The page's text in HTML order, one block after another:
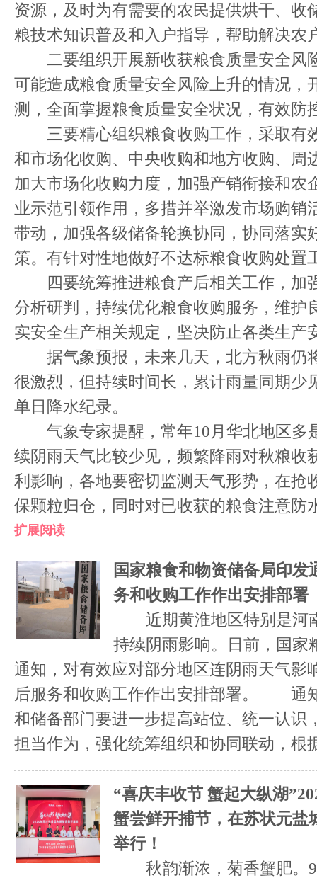
资源，及时为有需要的农民提供烘干、收
粮技术知识普及和入户指导，帮助解决农
二要组织开展新收获粮食质量安全风
可能造成粮食质量安全风险上升的情况，
测，全面掌握粮食质量安全状况，有效防
三要精心组织粮食收购工作，采取有
和市场化收购、中央收购和地方收购、周
加大市场化收购力度，加强产销衔接和农
业示范引领作用，多措并举激发市场购销
带动，加强各级储备轮换协同，协同落实
策。有针对性地做好不达标粮食收购处置
四要统筹推进粮食产后相关工作，加
分析研判，持续优化粮食收购服务，维护
实安全生产相关规定，坚决防止各类生产
据气象预报，未来几天，北方秋雨仍
很激烈，但持续时间长，累计雨量同期少
单日降水纪录。
气象专家提醒，常年10月华北地区多
续阴雨天气比较少见，频繁降雨对秋粮收
利影响，各地要密切监测天气形势，在抢
保颗粒归仓，同时对已收获的粮食注意防
扩展阅读
国家粮食和物资储备局印发
务和收购工作作出安排部署
近期黄淮地区特别是河
持续阴雨影响。日前，国家
通知，对有效应对部分地区连阴雨天气影
后服务和收购工作作出安排部署。 通
和储备部门要进一步提高站位、统一认识
担当作为，强化统筹组织和协同联动，根
“喜庆丰收节 蟹起大纵湖
蟹尝鲜开捕节，在苏状元盐
举行！
秋韵渐浓，菊香蟹肥。9